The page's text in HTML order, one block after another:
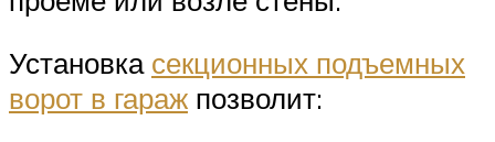
Установка секционных подъемных
ворот в гараж позволит: